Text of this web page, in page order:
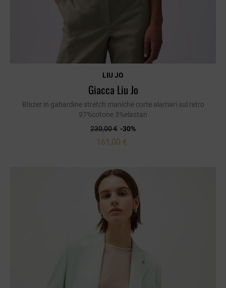
LIU JO
Giacca Liu Jo
Blazer in gabardine stretch maniche corte alamari sul retro
97%cotone 3%elastan
230,00 € -30%
161,00 €